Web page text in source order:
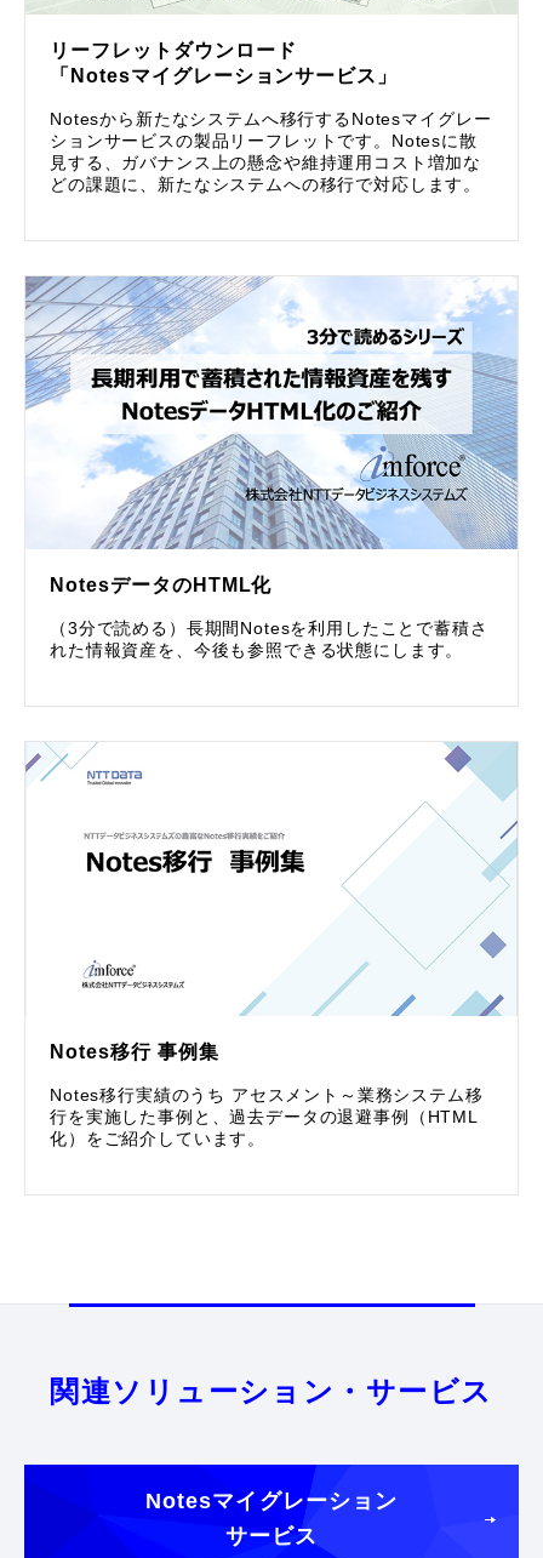
リーフレットダウンロード
「Notesマイグレーションサービス」
Notesから新たなシステムへ移行するNotesマイグレー
ションサービスの製品リーフレットです。Notesに散
見する、ガバナンス上の懸念や維持運用コスト増加な
どの課題に、新たなシステムへの移行で対応します。
NotesデータのHTML化
（3分で読める）長期間Notesを利用したことで蓄積さ
れた情報資産を、今後も参照できる状態にします。
Notes移行 事例集
Notes移行実績のうち アセスメント～業務システム移
行を実施した事例と、過去データの退避事例（HTML
化）をご紹介しています。
関連ソリューション・サービス
Notesマイグレーション
サービス